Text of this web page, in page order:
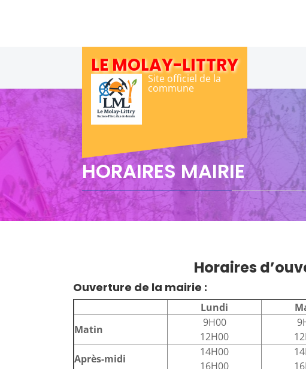
LE MOLAY-LITTRY
Site officiel de la
commune
HORAIRES MAIRIE
Horaires
Ouverture de la mairie :
Lundi
Matin
9H00
12H00
Après-midi
14H00
16H00